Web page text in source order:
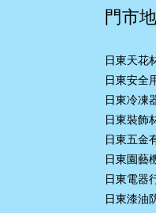
門市
日東天花
日東安全
日東冷凍
日東裝飾
日東五金
日東園藝
日東電器
日東漆油